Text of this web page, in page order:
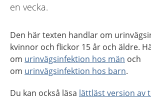
en vecka.
Den här texten handlar om
kvinnor och flickor 15 år och äldre.
om urinvägsinfektion hos män och
om urinvägsinfektion hos barn.
Du kan också läsa lättläst version av